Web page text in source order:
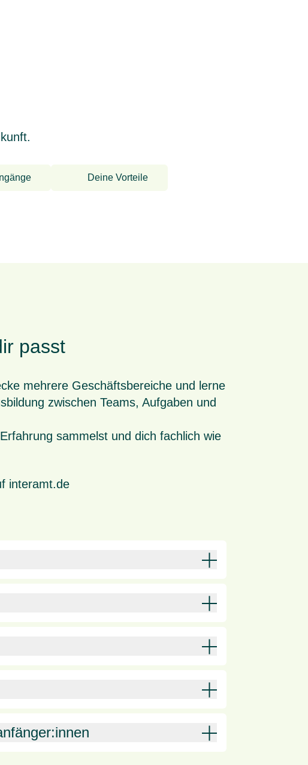
Deine Vorteile
passt
mehrere Geschäftsbereiche und lerne
zwischen Teams, Aufgaben und
sammelst und dich fachlich wie
interamt.de